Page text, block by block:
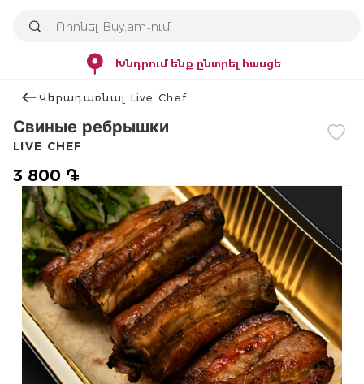
Խնդրում ենք ընտրել հասցե
Վերադառնալ Live Chef
Свиные ребрышки
3 800 ֏
LIVE CHEF